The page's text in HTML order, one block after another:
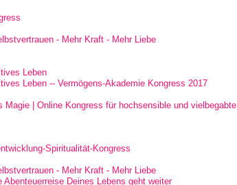
- Mehr Kraft - Mehr Liebe
Leben
Leben -- Vermögens-Akademie Kongress 2017
Magie | Online Kongress für hochsensible und vielbegabte
Spiritualität-Kongress
- Mehr Kraft - Mehr Liebe
Abenteuerreise Deines Lebens geht weiter